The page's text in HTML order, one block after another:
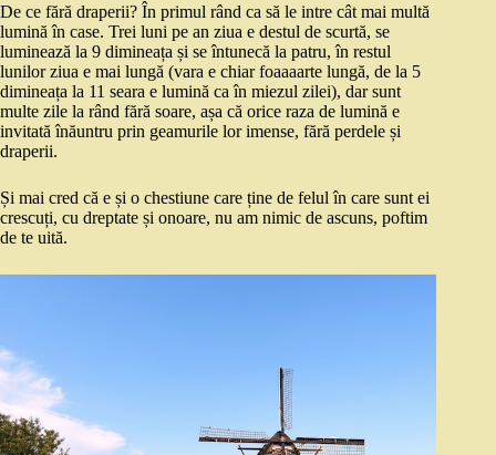
De ce fără draperii? În primul rând ca să le intre cât mai multă
lumină în case. Trei luni pe an ziua e destul de scurtă, se
luminează la 9 dimineața și se întunecă la patru, în restul
lunilor ziua e mai lungă (vara e chiar foaaaarte lungă, de la 5
dimineața la 11 seara e lumină ca în miezul zilei), dar sunt
multe zile la rând fără soare, așa că orice raza de lumină e
invitată înăuntru prin geamurile lor imense, fără perdele și
draperii.
Și mai cred că e și o chestiune care ține de felul în care sunt ei
crescuți, cu dreptate și onoare, nu am nimic de ascuns, poftim
de te uită.